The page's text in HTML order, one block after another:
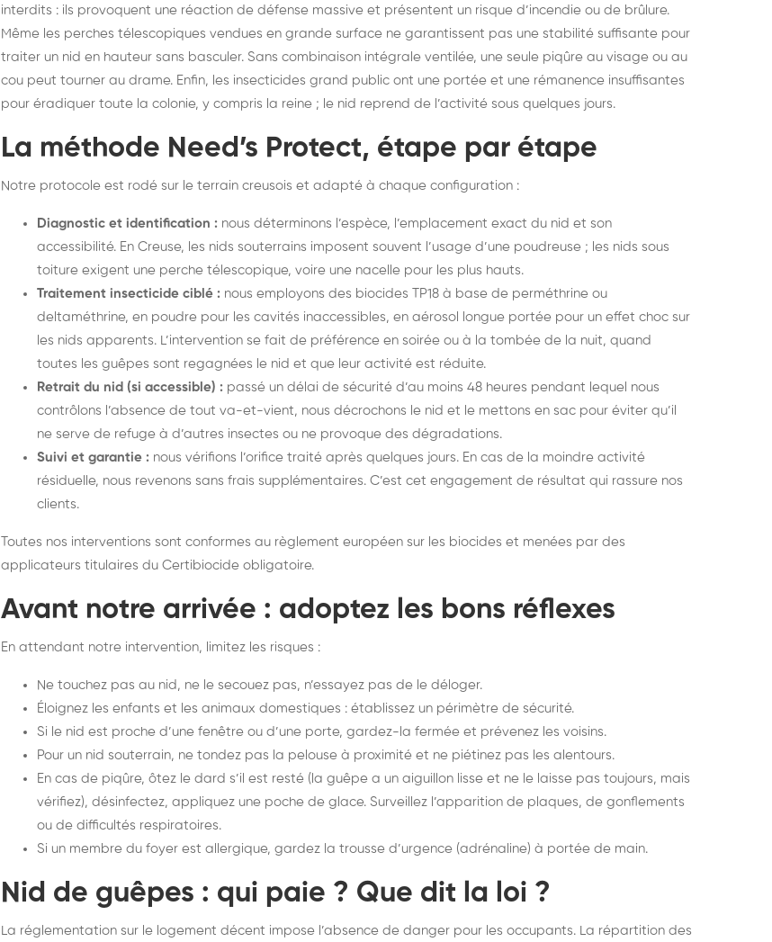
interdits : ils provoquent une réaction de défense massive et présentent un risque d’incendie ou de brûlure.
Même les perches télescopiques vendues en grande surface ne garantissent pas une stabilité suffisante pour
traiter un nid en hauteur sans basculer. Sans combinaison intégrale ventilée, une seule piqûre au visage ou au
cou peut tourner au drame. Enfin, les insecticides grand public ont une portée et une rémanence insuffisantes
pour éradiquer toute la colonie, y compris la reine ; le nid reprend de l’activité sous quelques jours.
La méthode Need’s Protect, étape par étape
Notre protocole est rodé sur le terrain creusois et adapté à chaque configuration :
Diagnostic et identification : nous déterminons l’espèce, l’emplacement exact du nid et son
accessibilité. En Creuse, les nids souterrains imposent souvent l’usage d’une poudreuse ; les nids sous
toiture exigent une perche télescopique, voire une nacelle pour les plus hauts.
Traitement insecticide ciblé : nous employons des biocides TP18 à base de perméthrine ou
deltaméthrine, en poudre pour les cavités inaccessibles, en aérosol longue portée pour un effet choc sur
les nids apparents. L’intervention se fait de préférence en soirée ou à la tombée de la nuit, quand
toutes les guêpes sont regagnées le nid et que leur activité est réduite.
Retrait du nid (si accessible) : passé un délai de sécurité d’au moins 48 heures pendant lequel nous
contrôlons l’absence de tout va-et-vient, nous décrochons le nid et le mettons en sac pour éviter qu’il
ne serve de refuge à d’autres insectes ou ne provoque des dégradations.
Suivi et garantie : nous vérifions l’orifice traité après quelques jours. En cas de la moindre activité
résiduelle, nous revenons sans frais supplémentaires. C’est cet engagement de résultat qui rassure nos
clients.
Toutes nos interventions sont conformes au règlement européen sur les biocides et menées par des
applicateurs titulaires du Certibiocide obligatoire.
Avant notre arrivée : adoptez les bons réflexes
En attendant notre intervention, limitez les risques :
Ne touchez pas au nid, ne le secouez pas, n’essayez pas de le déloger.
Éloignez les enfants et les animaux domestiques : établissez un périmètre de sécurité.
Si le nid est proche d’une fenêtre ou d’une porte, gardez-la fermée et prévenez les voisins.
Pour un nid souterrain, ne tondez pas la pelouse à proximité et ne piétinez pas les alentours.
En cas de piqûre, ôtez le dard s’il est resté (la guêpe a un aiguillon lisse et ne le laisse pas toujours, mais
vérifiez), désinfectez, appliquez une poche de glace. Surveillez l’apparition de plaques, de gonflements
ou de difficultés respiratoires.
Si un membre du foyer est allergique, gardez la trousse d’urgence (adrénaline) à portée de main.
Nid de guêpes : qui paie ? Que dit la loi ?
La réglementation sur le logement décent impose l’absence de danger pour les occupants. La répartition des